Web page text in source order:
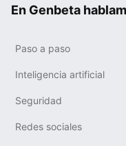
En Genbeta
Paso a paso
Inteligencia artificial
Seguridad
Redes sociales